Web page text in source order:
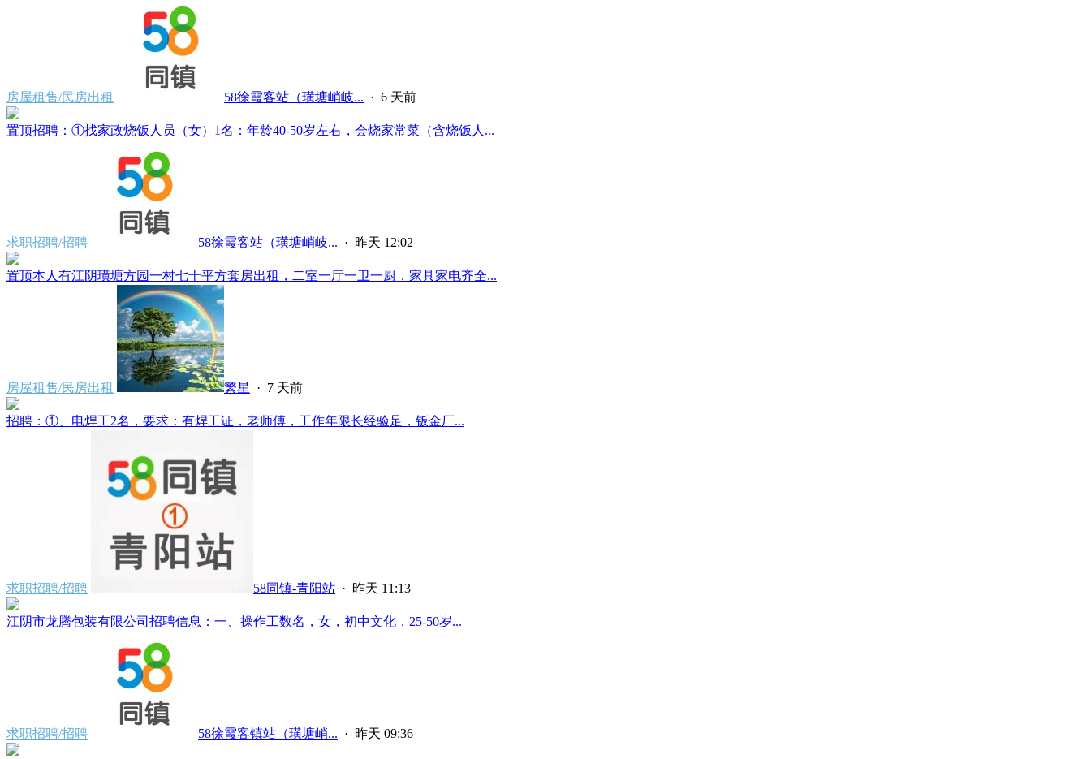
房屋租售/民房出租 58徐霞客站（璜塘峭岐... · 6 天前
置顶招聘：①找家政烧饭人员（女）1名：年龄40-50岁左右，会烧家常菜（含烧饭人...
求职招聘/招聘 58徐霞客站（璜塘峭岐... · 昨天 12:02
置顶本人有江阴璜塘方园一村七十平方套房出租，二室一厅一卫一厨，家具家电齐全...
房屋租售/民房出租 繁星 · 7 天前
招聘：①、电焊工2名，要求：有焊工证，老师傅，工作年限长经验足，钣金厂...
求职招聘/招聘 58同镇-青阳站 · 昨天 11:13
江阴市龙腾包装有限公司招聘信息：一、操作工数名，女，初中文化，25-50岁...
求职招聘/招聘 58徐霞客镇站（璜塘峭... · 昨天 09:36